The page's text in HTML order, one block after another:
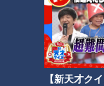
【新天才ク
の楽しみ方